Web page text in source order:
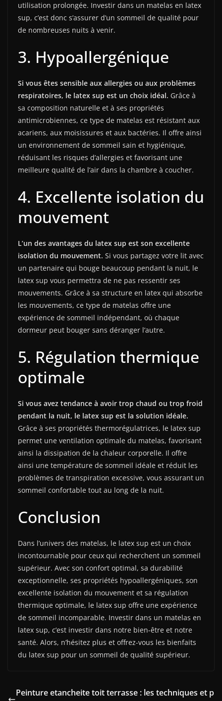
utilisation prolongée. Investir dans un matelas en latex
sup, c’est donc s’assurer d’un sommeil de qualité pour
de nombreuses nuits à venir.
3. Hypoallergénique
Si vous êtes sensible aux allergies ou aux problèmes
respiratoires, le latex sup est un choix idéal. Grâce à
sa composition naturelle et à ses propriétés
antimicrobiennes, ce type de matelas est résistant aux
acariens, aux moisissures et aux bactéries. Il offre ainsi
un environnement de sommeil sain et hygiénique,
réduisant les risques d’allergies et favorisant une
meilleure qualité de l’air dans la chambre à coucher.
4. Excellente isolation du
mouvement
L’un des avantages du latex sup est son excellente
isolation du mouvement. Si vous partagez votre lit avec
un partenaire qui bouge beaucoup pendant la nuit, le
latex sup vous permettra de ne pas ressentir ses
mouvements. Grâce à sa structure en latex qui absorbe
les mouvements, ce type de matelas offre une
expérience de sommeil indépendant, où chaque
dormeur peut bouger sans déranger l’autre.
5. Régulation thermique
optimale
Si vous avez tendance à avoir trop chaud ou trop froid
pendant la nuit, le latex sup est la solution idéale.
Grâce à ses propriétés thermorégulatrices, le latex sup
permet une ventilation optimale du matelas, favorisant
ainsi la dissipation de la chaleur corporelle. Il offre
ainsi une température de sommeil idéale et réduit les
problèmes de transpiration excessive, vous assurant un
sommeil confortable tout au long de la nuit.
Conclusion
Dans l’univers des matelas, le latex sup est un choix
incontournable pour ceux qui recherchent un sommeil
supérieur. Avec son confort optimal, sa durabilité
exceptionnelle, ses propriétés hypoallergéniques, son
excellente isolation du mouvement et sa régulation
thermique optimale, le latex sup offre une expérience
de sommeil incomparable. Investir dans un matelas en
latex sup, c’est investir dans notre bien-être et notre
santé. Alors, n’hésitez plus et offrez-vous les bienfaits
du latex sup pour un sommeil de qualité supérieur.
Peinture etancheite toit terrasse : les techniques et p